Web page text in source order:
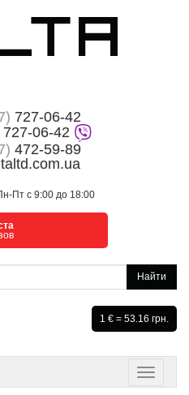
727-06-42
727-06-42
472-59-89
Пт с 9:00 до 18:00
Найти
1 € = 53.16 грн.